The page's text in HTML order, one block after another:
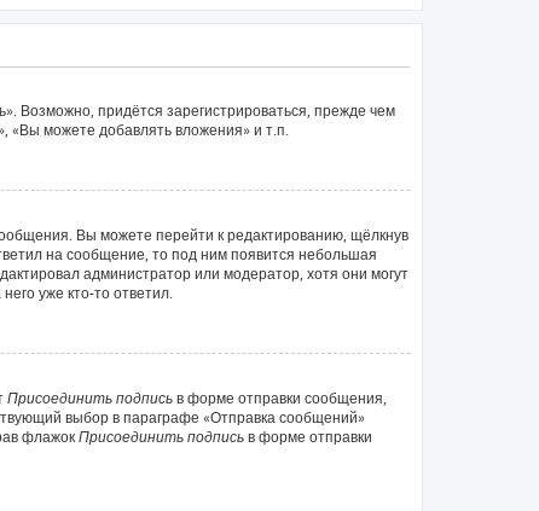
Возможно, придётся зарегистрироваться, прежде чем
«Вы можете добавлять вложения» и т.п.
Вы можете перейти к редактированию, щёлкнув
на сообщение, то под ним появится небольшая
администратор или модератор, хотя они могут
уже кто-то ответил.
Присоединить подпись в форме отправки сообщения,
выбор в параграфе «Отправка сообщений»
флажок Присоединить подпись в форме отправки